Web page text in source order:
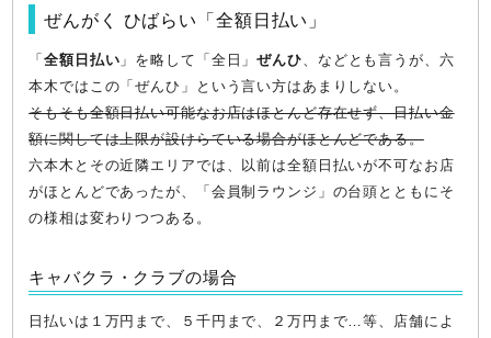
ぜんがく ひばらい「全額日払い」
「全額日払い 」を略して「全日」ぜんひ、などとも言うが、六
本木ではこの「ぜんひ」という言い方はあまりしない。
そもそも全額日払い可能なお店はほとんど存在せず、日払い金
額に関しては上限が設けらている場合がほとんどである。
六本木とその近隣エリアでは、以前は全額日払いが不可なお店
がほとんどであったが、「会員制ラウンジ」の台頭とともにそ
の様相は変わりつつある。
キャバクラ・クラブの場合
日払いは１万円まで、５千円まで、２万円まで…等、店舗によ